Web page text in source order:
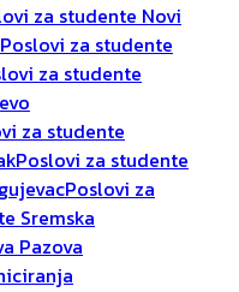
za studente Novi
Poslovi za studente
za studente
za studente
Poslovi za studente
Poslovi za
Sremska
Pazova